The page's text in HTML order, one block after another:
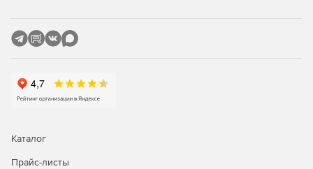
Каталог
Прайс-листы